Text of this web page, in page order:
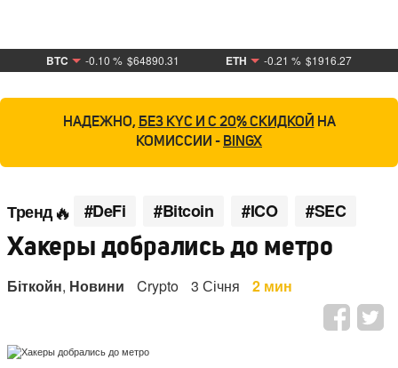
BTC -0.10 % $64890.31 ETH -0.21 % $1916.27
НАДЕЖНО, БЕЗ KYC И С 20% СКИДКОЙ НА
КОМИССИИ - BINGX
Тренд #DeFi #Bitcoin #ICO #SEC
Хакеры добрались до метро
Біткойн, Новини Crypto 3 Січня 2 мин